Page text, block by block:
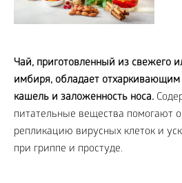
Чай, приготовленный из свежего
имбиря, обладает отхаркивающим
кашель и заложенность носа.
питательные вещества помогают
репликацию вирусных клеток и
при гриппе и простуде.